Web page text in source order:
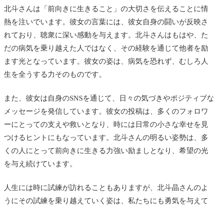
北斗さんは「前向きに生きること」の大切さを伝えることに情
熱を注いでいます。彼女の言葉には、彼女自身の闘いが反映さ
れており、聴衆に深い感動を与えます。北斗さんはもはや、た
だの病気を乗り越えた人ではなく、その経験を通じて他者を励
ます光となっています。彼女の姿は、病気を恐れず、むしろ人
生を全うする力そのものです。
また、彼女は自身のSNSを通じて、日々の気づきやポジティブな
メッセージを発信しています。彼女の投稿は、多くのフォロワ
ーにとっての支えや救いとなり、時には日常の小さな幸せを見
つけるヒントにもなっています。北斗さんの明るい姿勢は、多
くの人にとって前向きに生きる力強い励ましとなり、希望の光
を与え続けています。
人生には時に試練が訪れることもありますが、北斗晶さんのよ
うにその試練を乗り越えていく姿は、私たちにも勇気を与えて